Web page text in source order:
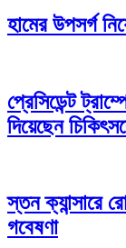
হামের উপসর্গ
প্রেসিডেন্ট
দিয়েছেন
স্তন ক্যান্সারে
গবেষণা